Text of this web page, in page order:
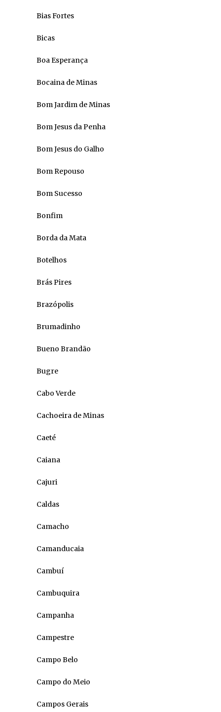
Bias Fortes
Bicas
Boa Esperança
Bocaina de Minas
Bom Jardim de Minas
Bom Jesus da Penha
Bom Jesus do Galho
Bom Repouso
Bom Sucesso
Bonfim
Borda da Mata
Botelhos
Brás Pires
Brazópolis
Brumadinho
Bueno Brandão
Bugre
Cabo Verde
Cachoeira de Minas
Caeté
Caiana
Cajuri
Caldas
Camacho
Camanducaia
Cambuí
Cambuquira
Campanha
Campestre
Campo Belo
Campo do Meio
Campos Gerais